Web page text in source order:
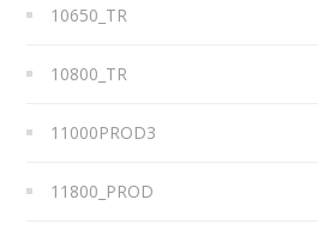
10650_TR
10800_TR
11000PROD3
11800_PROD